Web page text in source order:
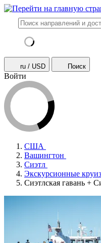
ru / USD Поиск
Войти
США
Вашингтон
Сиэтл
Экскурсионные
Сиэтлская гавань +